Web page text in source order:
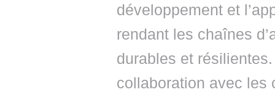
développement et
rendant les chaînes
durables et
collaboration avec les